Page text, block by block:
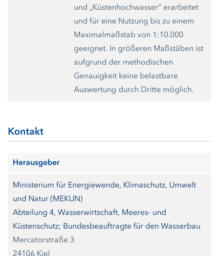
hohen Gehalt an mitgeführten Sedimenten sowie Schutt
mitführende Hochwasser auftreten können, und Informationen
über andere bedeutende Verschmutzungsquellen.
und „Küstenhochwasser“ erarbeitet
und für eine Nutzung bis zu einem
Maximalmaßstab von 1:10.000
geeignet. In größeren Maßstäben ist
aufgrund der methodischen
Genauigkeit keine belastbare
Auswertung durch Dritte möglich.
Kontakt
Herausgeber
Ministerium für Energiewende, Klimaschutz, Umwelt
und Natur (MEKUN)
Abteilung 4, Wasserwirtschaft, Meeres- und
Küstenschutz; Bundesbeauftragte für den Wasserbau
Mercatorstraße 3
24106 Kiel